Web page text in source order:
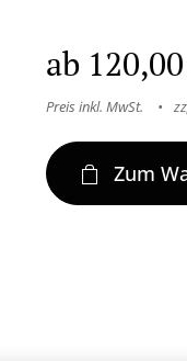
ab 120,00
Preis inkl. MwSt.
Zum